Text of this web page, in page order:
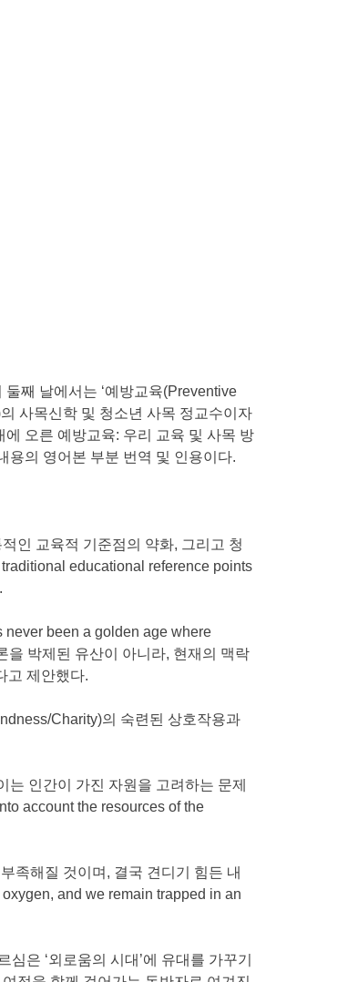
째 날에서는 ‘예방교육(Preventive
사목신학 및 청소년 사목 정교수이자
오른 예방교육: 우리 교육 및 사목 방
용의 영어본 부분 번역 및 인용이다.
인 교육적 기준점의 약화, 그리고 청
educational reference points
never been a golden age where
을 박제된 유산이 아니라, 현재의 맥락
고 제안했다.
Charity)의 숙련된 상호작용과
는 인간이 가진 자원을 고려하는 문제
account the resources of the
족해질 것이며, 결국 견디기 힘든 내
and we remain trapped in an
은 ‘외로움의 시대’에 유대를 가꾸기